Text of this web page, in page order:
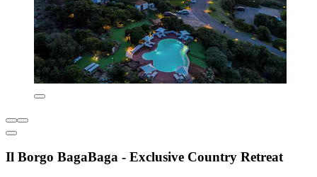
Il Borgo BagaBaga - Exclusive Country Retreat